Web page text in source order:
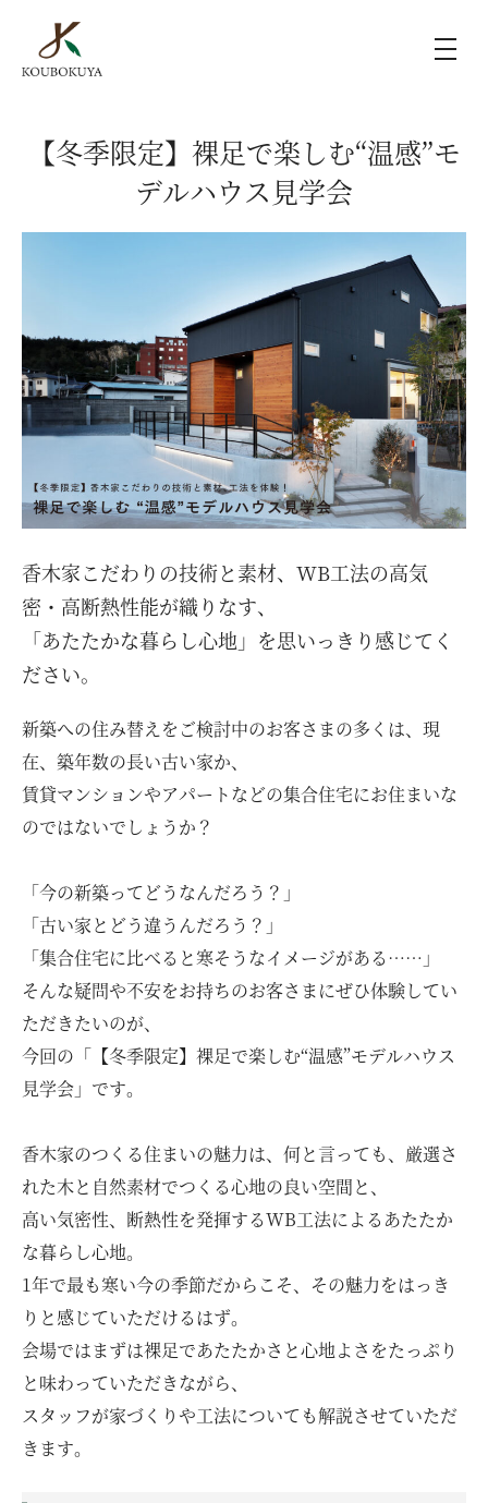
KOUBOKUYAの家づくり
モデルハウス（KOUBOX）
香木家通信
お客様の声
ムービー
リノベーション
よくある質問
イベント ニュース
【冬季限定】裸足で楽しむ“温感”モ
デルハウス見学会
香木家こだわりの技術と素材、WB工法の高気
密・高断熱性能が織りなす、
「あたたかな暮らし心地」を思いっきり感じてく
ださい。
新築への住み替えをご検討中のお客さまの多くは、現
在、築年数の長い古い家か、
賃貸マンションやアパートなどの集合住宅にお住まいな
のではないでしょうか？
「今の新築ってどうなんだろう？」
「古い家とどう違うんだろう？」
「集合住宅に比べると寒そうなイメージがある……」
そんな疑問や不安をお持ちのお客さまにぜひ体験してい
ただきたいのが、
今回の「【冬季限定】裸足で楽しむ“温感”モデルハウス
見学会」です。
香木家のつくる住まいの魅力は、何と言っても、厳選さ
れた木と自然素材でつくる心地の良い空間と、
高い気密性、断熱性を発揮するWB工法によるあたたか
な暮らし心地。
1年で最も寒い今の季節だからこそ、その魅力をはっき
りと感じていただけるはず。
会場ではまずは裸足であたたかさと心地よさをたっぷり
と味わっていただきながら、
スタッフが家づくりや工法についても解説させていただ
きます。